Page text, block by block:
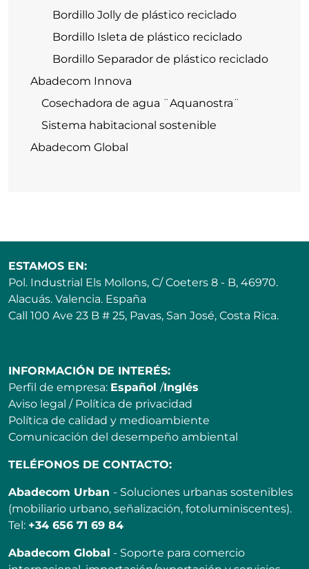
Bordillo Jolly de plástico reciclado
Bordillo Isleta de plástico reciclado
Bordillo Separador de plástico reciclado
Abadecom Innova
Cosechadora de agua ¨Aquanostra¨
Sistema habitacional sostenible
Abadecom Global
ESTAMOS EN:
Pol. Industrial Els Mollons, C/ Coeters 8 - B, 46970.
Alacuás. Valencia. España
Call 100 Ave 23 B # 25, Pavas, San José, Costa Rica.
INFORMACIÓN DE INTERÉS:
Perfil de empresa: Español /Inglés
Aviso legal / Política de privacidad
Política de calidad y medioambiente
Comunicación del desempeño ambiental
TELÉFONOS DE CONTACTO:
Abadecom Urban - Soluciones urbanas sostenibles
(mobiliario urbano, señalización, fotoluminiscentes).
Tel: +34 656 71 69 84
Abadecom Global - Soporte para comercio